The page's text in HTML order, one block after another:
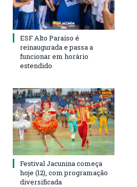
ESF Alto Paraíso é
reinaugurada e passa a
funcionar em horário
estendido
Festival Jacunina começa
hoje (12), com programação
diversificada